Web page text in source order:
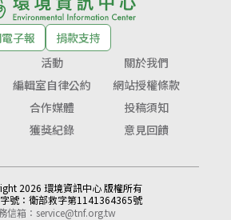
子報
捐款支持
活動
關於我們
編輯室自律公約
網站授權條款
合作媒體
投稿須知
獲獎紀錄 意見回饋
2026 環境資訊中心 版權所有
號： 衛部救字第1141364365號
信箱： service@tnf.org.tw